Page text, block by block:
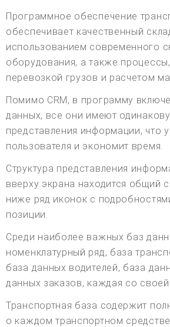
Программное обеспечение
обеспечивает качественный
использованием современного
оборудования, а также
перевозкой грузов и расчетом
Помимо CRM, в программу
данных, все они имеют
представления информации, что
пользователя и экономит время.
Структура представления
вверху экрана находится общий
ниже ряд иконок с
позиции.
Среди наиболее важных баз
номенклатурный ряд, база
база данных водителей, база
данных заказов, каждая со
Транспортная база содержит
о каждом транспортном